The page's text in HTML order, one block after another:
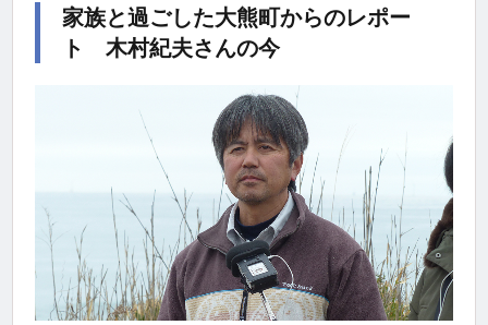
家族と過ごした大熊町からのレポー
ト 木村紀夫さんの今